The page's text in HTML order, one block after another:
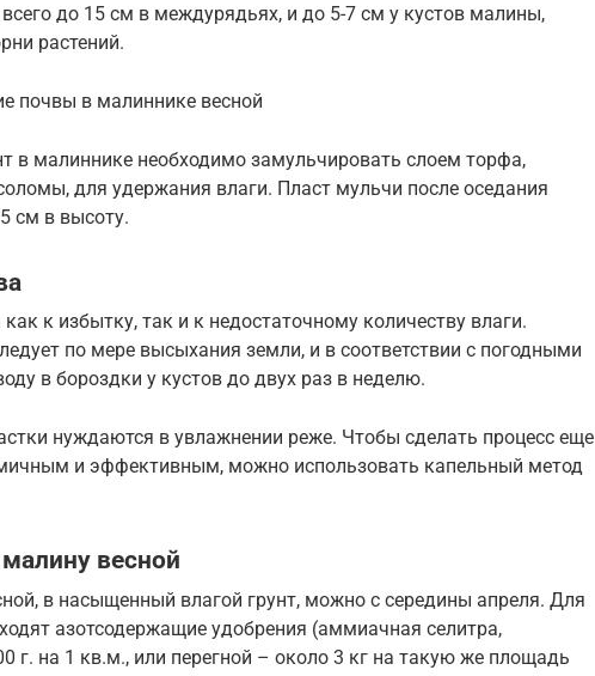
всего до 15 см в междурядьях, и до 5-7 см у кустов малины,
растений.
почвы в малиннике весной
в малиннике необходимо замульчировать слоем торфа,
для удержания влаги. Пласт мульчи после оседания
см в высоту.
к избытку, так и к недостаточному количеству влаги.
по мере высыхания земли, и в соответствии с погодными
в бороздки у кустов до двух раз в неделю.
нуждаются в увлажнении реже. Чтобы сделать процесс еще
и эффективным, можно использовать капельный метод
весной
в насыщенный влагой грунт, можно с середины апреля. Для
азотсодержащие удобрения (аммиачная селитра,
г. на 1 кв.м., или перегной – около 3 кг на такую же площадь